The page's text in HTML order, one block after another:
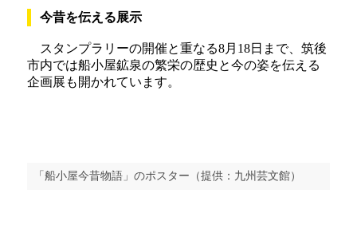
今昔を伝える展示
スタンプラリーの開催と重なる8月18日まで、筑後
市内では船小屋鉱泉の繁栄の歴史と今の姿を伝える
企画展も開かれています。
「船小屋今昔物語」のポスター（提供：九州芸文館）